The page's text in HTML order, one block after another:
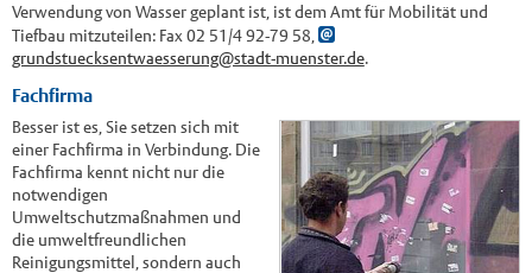
Verwendung von Wasser geplant ist, ist dem Amt für Mobilität und
Tiefbau mitzuteilen: Fax 02 51/4 92-79 58,
grundstuecksentwaesserung@stadt-muenster.de.
Fachfirma
Besser ist es, Sie setzen sich mit
einer Fachfirma in Verbindung. Die
Fachfirma kennt nicht nur die
notwendigen
Umweltschutzmaßnahmen und
die umweltfreundlichen
Reinigungsmittel, sondern auch